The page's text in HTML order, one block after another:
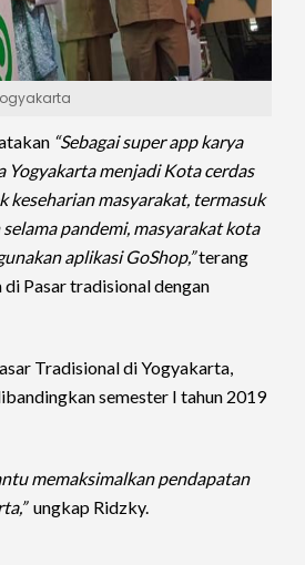
“Sebagai super app karya
Yogyakarta menjadi Kota cerdas
keseharian masyarakat, termasuk
pandemi, masyarakat kota
aplikasi GoShop,”terang
Pasar tradisional dengan
Tradisional di Yogyakarta,
semester I tahun 2019
memaksimalkan pendapatan
ungkap Ridzky.